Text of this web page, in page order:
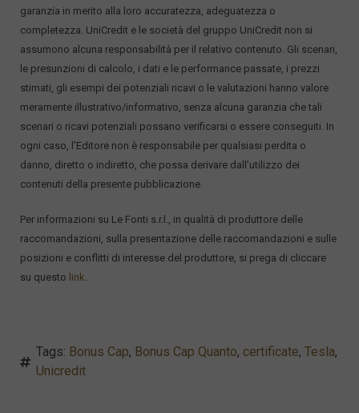
garanzia in merito alla loro accuratezza, adeguatezza o
completezza. UniCredit e le società del gruppo UniCredit non si
assumono alcuna responsabilità per il relativo contenuto. Gli scenari,
le presunzioni di calcolo, i dati e le performance passate, i prezzi
stimati, gli esempi dei potenziali ricavi o le valutazioni hanno valore
meramente illustrativo/informativo, senza alcuna garanzia che tali
scenari o ricavi potenziali possano verificarsi o essere conseguiti. In
ogni caso, l’Editore non è responsabile per qualsiasi perdita o
danno, diretto o indiretto, che possa derivare dall’utilizzo dei
contenuti della presente pubblicazione.
Per informazioni su Le Fonti s.r.l., in qualità di produttore delle
raccomandazioni, sulla presentazione delle raccomandazioni e sulle
posizioni e conflitti di interesse del produttore, si prega di cliccare
su questo link
Tags: Bonus Cap, Bonus Cap Quanto, certificate, Tesla,
Unicredit